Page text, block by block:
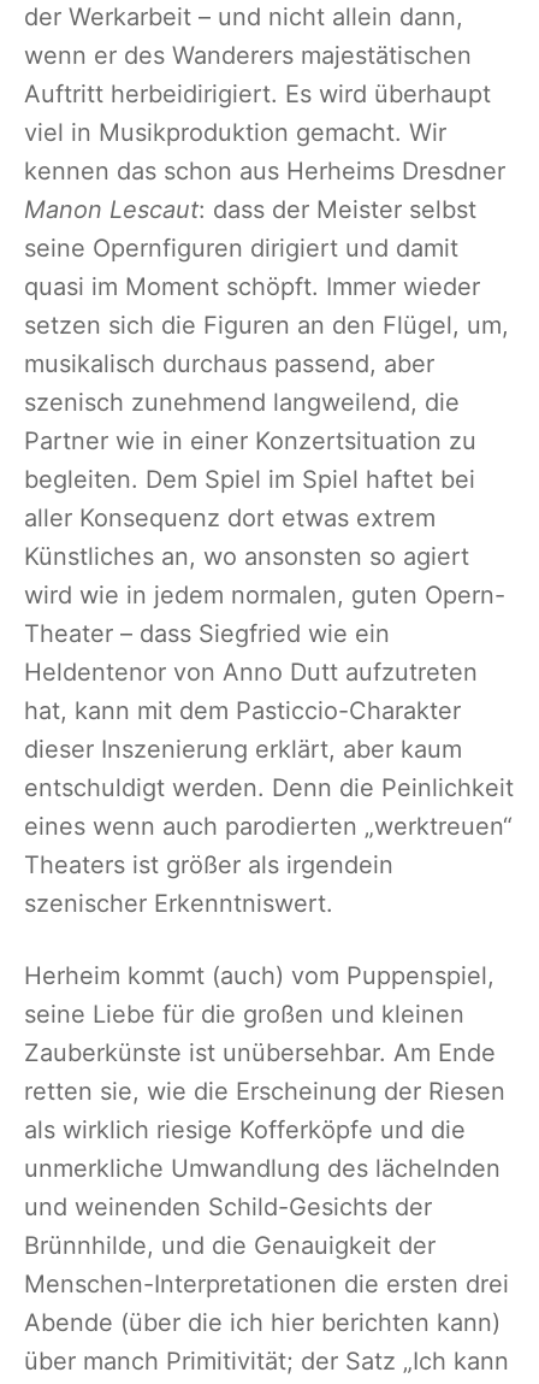
der Werkarbeit – und nicht allein dann,
wenn er des Wanderers majestätischen
Auftritt herbeidirigiert. Es wird überhaupt
viel in Musikproduktion gemacht. Wir
kennen das schon aus Herheims Dresdner
Manon Lescaut: dass der Meister selbst
seine Opernfiguren dirigiert und damit
quasi im Moment schöpft. Immer wieder
setzen sich die Figuren an den Flügel, um,
musikalisch durchaus passend, aber
szenisch zunehmend langweilend, die
Partner wie in einer Konzertsituation zu
begleiten. Dem Spiel im Spiel haftet bei
aller Konsequenz dort etwas extrem
Künstliches an, wo ansonsten so agiert
wird wie in jedem normalen, guten Opern-
Theater – dass Siegfried wie ein
Heldentenor von Anno Dutt aufzutreten
hat, kann mit dem Pasticcio-Charakter
dieser Inszenierung erklärt, aber kaum
entschuldigt werden. Denn die Peinlichkeit
eines wenn auch parodierten „werktreuen“
Theaters ist größer als irgendein
szenischer Erkenntniswert.
Herheim kommt (auch) vom Puppenspiel,
seine Liebe für die großen und kleinen
Zauberkünste ist unübersehbar. Am Ende
retten sie, wie die Erscheinung der Riesen
als wirklich riesige Kofferköpfe und die
unmerkliche Umwandlung des lächelnden
und weinenden Schild-Gesichts der
Brünnhilde, und die Genauigkeit der
Menschen-Interpretationen die ersten drei
Abende (über die ich hier berichten kann)
über manch Primitivität; der Satz „Ich kann